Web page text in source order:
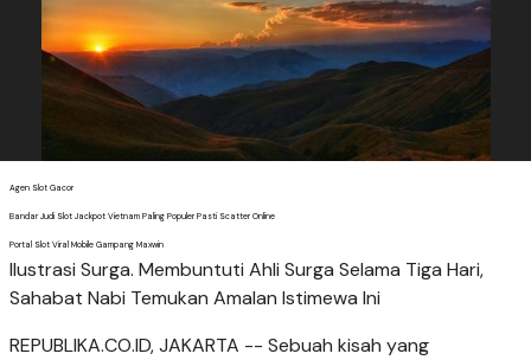
Agen Slot Gacor
Bandar Judi Slot Jackpot Vietnam Paling Populer Pasti Scatter Online
Portal Slot Viral Mobile Gampang Maxwin
Ilustrasi Surga. Membuntuti Ahli Surga Selama Tiga Hari,
Sahabat Nabi Temukan Amalan Istimewa Ini
REPUBLIKA.CO.ID, JAKARTA -- Sebuah kisah yang